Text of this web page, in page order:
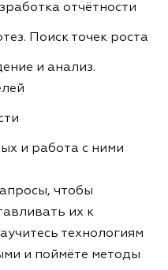
отчётности
Поиск точек роста
и анализ.
и работа с ними
чтобы
их к
технологиям
и поймёте методы